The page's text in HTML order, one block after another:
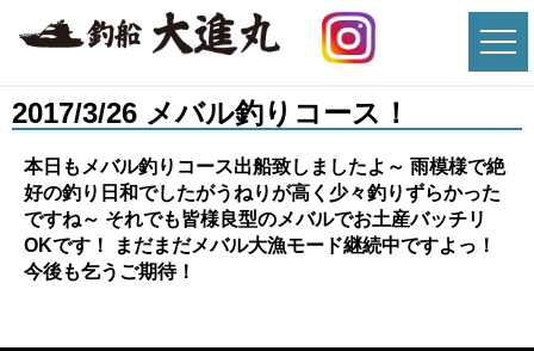
2017/3/26 メバル釣りコース！
本日もメバル釣りコース出船致しましたよ～ 雨模様で絶
好の釣り日和でしたがうねりが高く少々釣りずらかった
ですね～ それでも皆様良型のメバルでお土産バッチリ
OKです！ まだまだメバル大漁モード継続中ですよっ！
今後も乞うご期待！